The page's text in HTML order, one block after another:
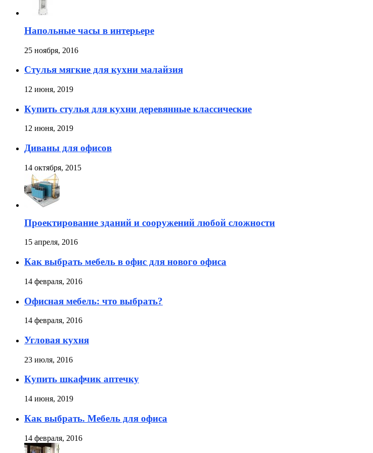
Напольные часы в интерьере
25 ноября, 2016
Стулья мягкие для кухни малайзия
12 июня, 2019
Купить стулья для кухни деревянные классические
12 июня, 2019
Диваны для офисов
14 октября, 2015
Проектирование зданий и сооружений любой сложности
15 апреля, 2016
Как выбрать мебель в офис для нового офиса
14 февраля, 2016
Офисная мебель: что выбрать?
14 февраля, 2016
Угловая кухня
23 июля, 2016
Купить шкафчик аптечку
14 июня, 2019
Как выбрать. Мебель для офиса
14 февраля, 2016